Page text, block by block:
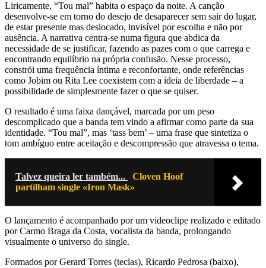
Liricamente, “Tou mal” habita o espaço da noite. A canção
desenvolve-se em torno do desejo de desaparecer sem sair do lugar,
de estar presente mas deslocado, invisível por escolha e não por
ausência. A narrativa centra-se numa figura que abdica da
necessidade de se justificar, fazendo as pazes com o que carrega e
encontrando equilíbrio na própria confusão. Nesse processo,
constrói uma frequência íntima e reconfortante, onde referências
como Jobim ou Rita Lee coexistem com a ideia de liberdade – a
possibilidade de simplesmente fazer o que se quiser.
O resultado é uma faixa dançável, marcada por um peso
descomplicado que a banda tem vindo a afirmar como parte da sua
identidade. “Tou mal”, mas ‘tass bem’ – uma frase que sintetiza o
tom ambíguo entre aceitação e descompressão que atravessa o tema.
Talvez queira ler também...
Cloven Hoof
partilham single «Iron Mask»
O lançamento é acompanhado por um videoclipe realizado e editado
por Carmo Braga da Costa, vocalista da banda, prolongando
visualmente o universo do single.
Formados por Gerard Torres (teclas), Ricardo Pedrosa (baixo),